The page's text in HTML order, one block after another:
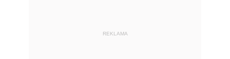
REKLAMA